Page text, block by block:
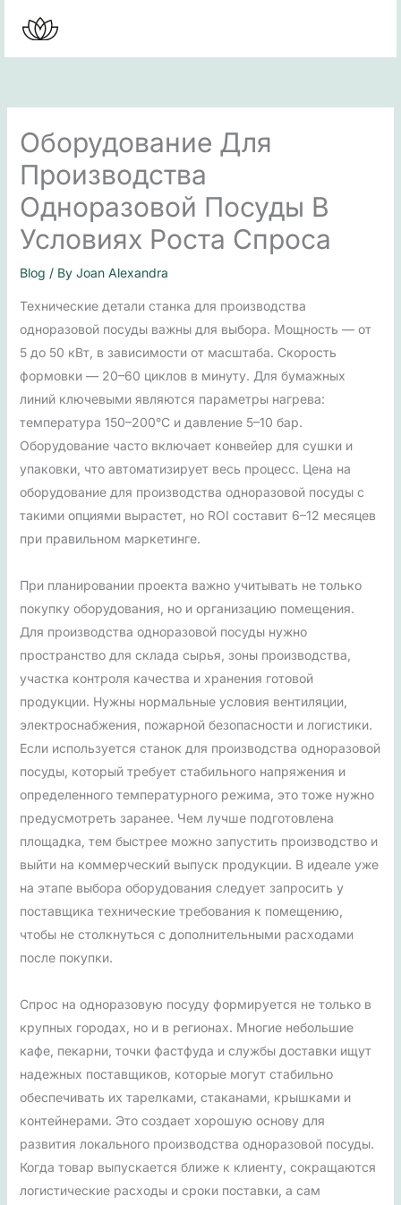
content
Оборудование Для
Производства
Одноразовой Посуды В
Условиях Роста Спроса
Blog / By Joan Alexandra
Технические детали станка для производства
одноразовой посуды важны для выбора. Мощность — от
5 до 50 кВт, в зависимости от масштаба. Скорость
формовки — 20–60 циклов в минуту. Для бумажных
линий ключевыми являются параметры нагрева:
температура 150–200°C и давление 5–10 бар.
Оборудование часто включает конвейер для сушки и
упаковки, что автоматизирует весь процесс. Цена на
оборудование для производства одноразовой посуды с
такими опциями вырастет, но ROI составит 6–12 месяцев
при правильном маркетинге.
При планировании проекта важно учитывать не только
покупку оборудования, но и организацию помещения.
Для производства одноразовой посуды нужно
пространство для склада сырья, зоны производства,
участка контроля качества и хранения готовой
продукции. Нужны нормальные условия вентиляции,
электроснабжения, пожарной безопасности и логистики.
Если используется станок для производства одноразовой
посуды, который требует стабильного напряжения и
определенного температурного режима, это тоже нужно
предусмотреть заранее. Чем лучше подготовлена
площадка, тем быстрее можно запустить производство и
выйти на коммерческий выпуск продукции. В идеале уже
на этапе выбора оборудования следует запросить у
поставщика технические требования к помещению,
чтобы не столкнуться с дополнительными расходами
после покупки.
Спрос на одноразовую посуду формируется не только в
крупных городах, но и в регионах. Многие небольшие
кафе, пекарни, точки фастфуда и службы доставки ищут
надежных поставщиков, которые могут стабильно
обеспечивать их тарелками, стаканами, крышками и
контейнерами. Это создает хорошую основу для
развития локального производства одноразовой посуды.
Когда товар выпускается ближе к клиенту, сокращаются
логистические расходы и сроки поставки, а сам